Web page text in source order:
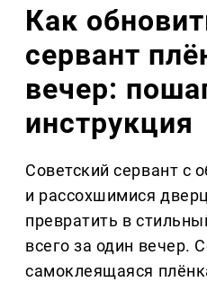
Как
сервант
вечер:
инструкция
Советский сервант с
и рассохшимися
превратить в
всего за один вечер.
самоклеящаяся